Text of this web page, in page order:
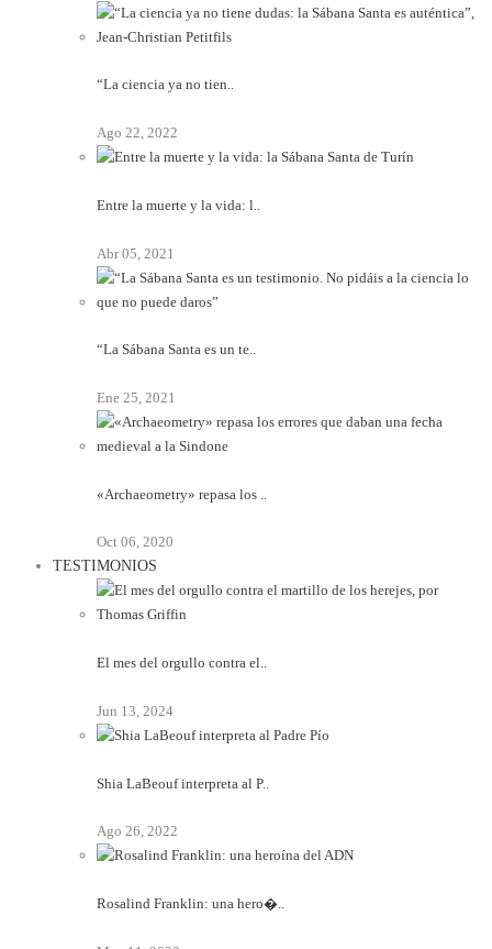
“La ciencia ya no tien..
Ago 22, 2022
Entre la muerte y la vida: l..
Abr 05, 2021
“La Sábana Santa es un te..
Ene 25, 2021
«Archaeometry» repasa los ..
Oct 06, 2020
TESTIMONIOS
El mes del orgullo contra el..
Jun 13, 2024
Shia LaBeouf interpreta al P..
Ago 26, 2022
Rosalind Franklin: una hero�..